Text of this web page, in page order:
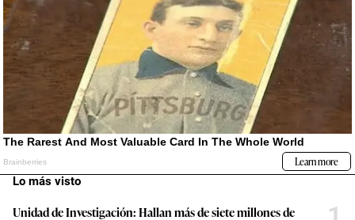
Lo más visto
Unidad de Investigación: Hallan más de siete millones de